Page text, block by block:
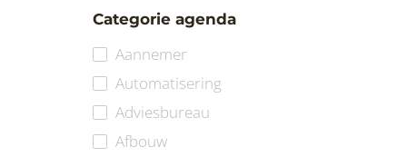
Categorie agenda
Aannemer
Automatisering
Adviesbureau
Afbouw